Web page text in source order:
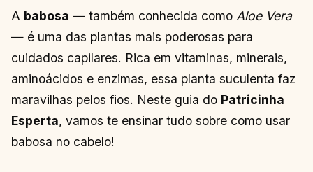
A babosa — também conhecida como Aloe Vera
— é uma das plantas mais poderosas para
cuidados capilares. Rica em vitaminas, minerais,
aminoácidos e enzimas, essa planta suculenta faz
maravilhas pelos fios. Neste guia do Patricinha
Esperta, vamos te ensinar tudo sobre como usar
babosa no cabelo!